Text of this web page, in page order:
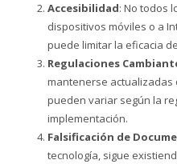
Accesibilidad: No todos
dispositivos móviles o a
puede limitar la eficacia
Regulaciones
mantenerse actualizadas
pueden variar según la
implementación.
Falsificación de
tecnología, sigue